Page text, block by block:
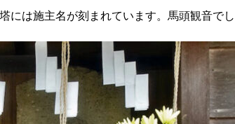
は施主名が刻まれています。馬頭観音でし